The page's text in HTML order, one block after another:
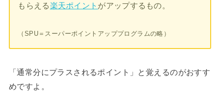
もらえる楽天ポイント がアップするもの。
（SPU＝スーパーポイントアッププログラムの略）
「通常分にプラスされるポイント」と覚えるのがおすす
めですよ。